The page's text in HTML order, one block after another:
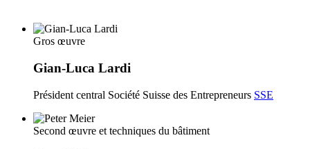
Gros œuvre
Gian-Luca Lardi
Président central Société Suisse des Entrepreneurs SSE
Second œuvre et techniques du bâtiment